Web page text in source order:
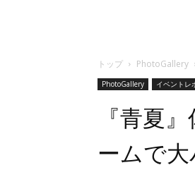
トップ PhotoGallery
PhotoGallery イベントレ
『青夏
ームで